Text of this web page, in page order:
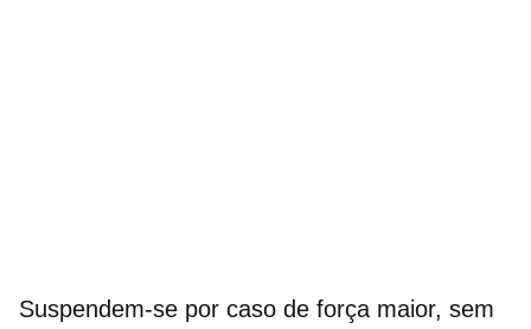
Suspendem-se por caso de força maior, sem